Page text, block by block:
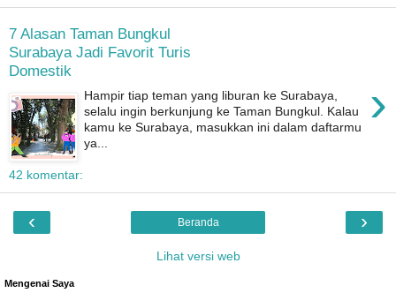
7 Alasan Taman Bungkul
Surabaya Jadi Favorit Turis
Domestik
›
Hampir tiap teman yang liburan ke Surabaya,
selalu ingin berkunjung ke Taman Bungkul. Kalau
kamu ke Surabaya, masukkan ini dalam daftarmu
ya...
42 komentar:
‹ ›
Beranda
Lihat versi web
Mengenai Saya